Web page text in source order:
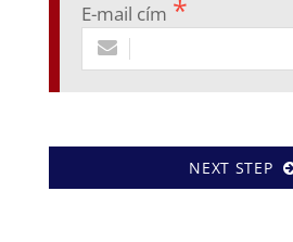
E-mail cím
NEXT STEP